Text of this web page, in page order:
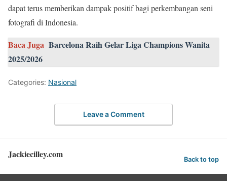
dapat terus memberikan dampak positif bagi perkembangan seni
fotografi di Indonesia.
Baca Juga Barcelona Raih Gelar Liga Champions Wanita
2025/2026
Categories: Nasional
Leave a Comment
Jackiecilley.com Back to top